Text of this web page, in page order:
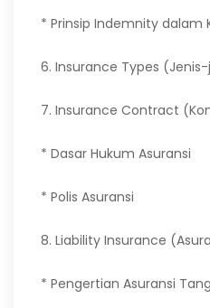
* Prinsip Indemnity dalam
6. Insurance Types
7. Insurance Contract
* Dasar Hukum Asuransi
* Polis Asuransi
8. Liability Insurance
* Pengertian Asuransi